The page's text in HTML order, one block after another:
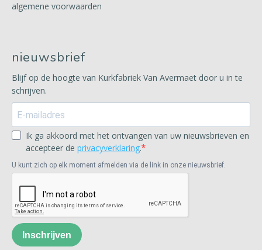
algemene voorwaarden
nieuwsbrief
Blijf op de hoogte van Kurkfabriek Van Avermaet door u in te
schrijven.
Ik ga akkoord met het ontvangen van uw nieuwsbrieven en
accepteer de privacyverklaring.
U kunt zich op elk moment afmelden via de link in onze nieuwsbrief.
Inschrijven